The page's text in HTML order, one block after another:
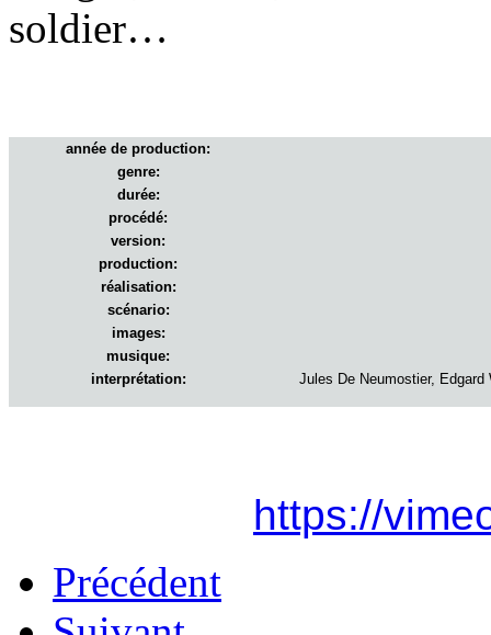
soldier…
année de production:
genre:
durée:
procédé:
version:
production:
réalisation:
scénario:
images:
musique:
interprétation:
Jules De Neumostier,
https://
Précédent